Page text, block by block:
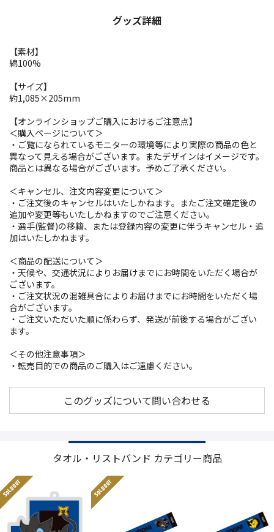
グッズ詳細
【素材】
綿100%
【サイズ】
約1,085×205mm
【オンラインショップご購入におけるご注意点】
＜購入ページについて＞
・ご覧になられているモニターの環境等により実際の商品の色と
異なって見える場合がございます。またデザインはイメージです。
商品とは異なる場合がございます。予めご了承ください。
＜キャンセル、注文内容変更について＞
・ご注文後のキャンセルはいたしかねます。またご注文確定後の
追加や変更等もいたしかねますのでご注意ください。
・選手(監督)の移籍、または登録内容の変更に伴うキャンセル・追
加はいたしかねます。
＜商品の配送について＞
・天候や、交通状況によりお届けまでにお時間をいただく場合が
ございます。
・ご注文状況の混雑具合によりお届けまでにお時間をいただく場
合がございます。
・ご注文いただいた順に係わらず、発送が前後する場合がござい
ます。
＜その他注意事項＞
・転売目的での商品のご購入はご遠慮ください。
このグッズについて問い合わせる
タオル・リストバンド カテゴリー商品
SOLD OUT SOLD OUT